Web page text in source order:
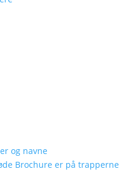
og navne
Brochure er på trapperne